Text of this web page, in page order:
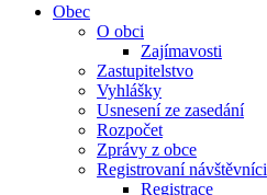
Obec
O obci
Zajímavosti
Zastupitelstvo
Vyhlášky
Usnesení ze zasedání
Rozpočet
Zprávy z obce
Registrovaní návštěvníci
Registrace